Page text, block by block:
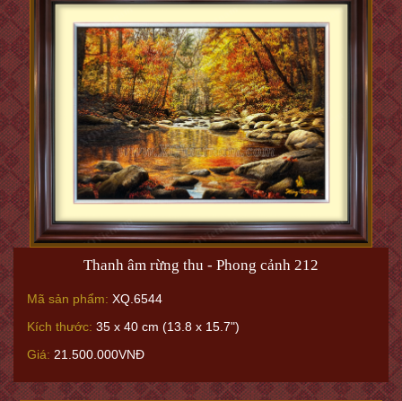
Thanh âm rừng thu - Phong cảnh 212
Mã sản phẩm: XQ.6544
Kích thước: 35 x 40 cm (13.8 x 15.7")
Giá: 21.500.000VNĐ